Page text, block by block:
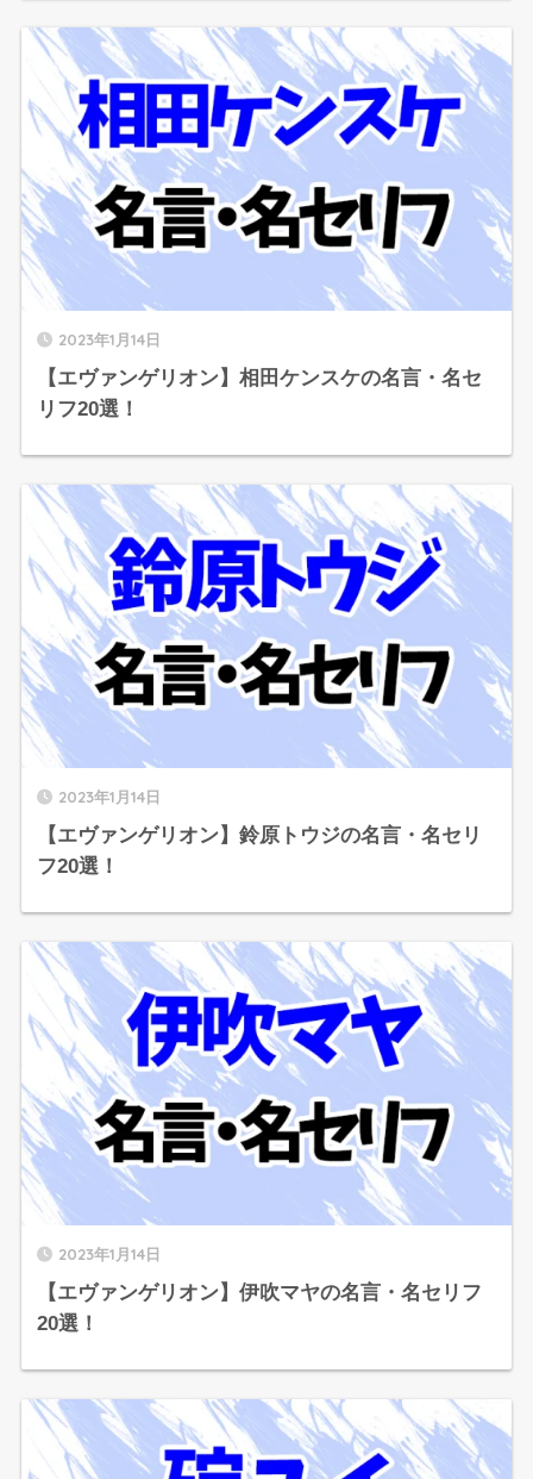
2023年1月14日
【エヴァンゲリオン】相田ケンスケの名言・名セ
リフ20選！
2023年1月14日
【エヴァンゲリオン】鈴原トウジの名言・名セリ
フ20選！
2023年1月14日
【エヴァンゲリオン】伊吹マヤの名言・名セリフ
20選！